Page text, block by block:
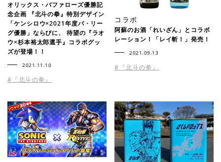
オリックス・バファローズ優勝記
念企画 『北斗の拳』特別デザイン
「ケンシロウ×2021年度パ・リー
グ優勝」ならびに、 待望の『ラオ
ウ×杉本裕太郎選手』コラボグッ
ズが登場！！
2021.11.10
#『北斗の拳』
コラボ
阿蘇のお酒「れいざん」とコラボ
レーション！「レイ斬！」発売！
2021.09.13
#『北斗の拳』